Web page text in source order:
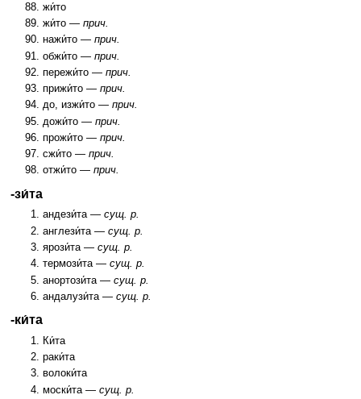
жи́то
жи́то —прич.
нажи́то —прич.
обжи́то —прич.
пережи́то —прич.
прижи́то —прич.
до, изжи́то —прич.
дожи́то —прич.
прожи́то —прич.
сжи́то —прич.
отжи́то —прич.
-зи́та
андези́та —сущ. р.
англези́та —сущ. р.
ярози́та —сущ. р.
термози́та —сущ. р.
анортози́та —сущ. р.
андалузи́та —сущ. р.
-ки́та
Ки́та
раки́та
волоки́та
моски́та —сущ. р.